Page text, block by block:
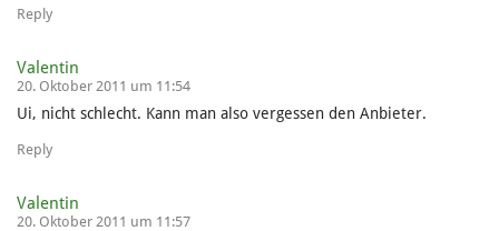
Reply
Valentin
20. Oktober 2011 um 11:54
Ui, nicht schlecht. Kann man also vergessen den Anbieter.
Reply
Valentin
20. Oktober 2011 um 11:57